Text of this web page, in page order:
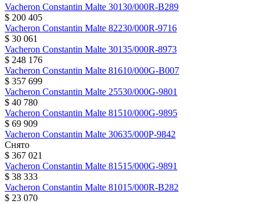
Vacheron Constantin Malte 30130/000R-B289
$ 200 405
Vacheron Constantin Malte 82230/000R-9716
$ 30 061
Vacheron Constantin Malte 30135/000R-8973
$ 248 176
Vacheron Constantin Malte 81610/000G-B007
$ 357 699
Vacheron Constantin Malte 25530/000G-9801
$ 40 780
Vacheron Constantin Malte 81510/000G-9895
$ 69 909
Vacheron Constantin Malte 30635/000P-9842
Снято
$ 367 021
Vacheron Constantin Malte 81515/000G-9891
$ 38 333
Vacheron Constantin Malte 81015/000R-B282
$ 23 070